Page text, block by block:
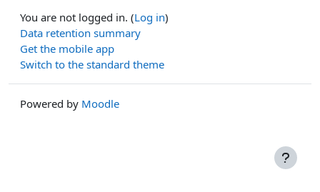
You are not logged in. (Log in)
Data retention summary
Get the mobile app
Switch to the standard theme
Powered by Moodle